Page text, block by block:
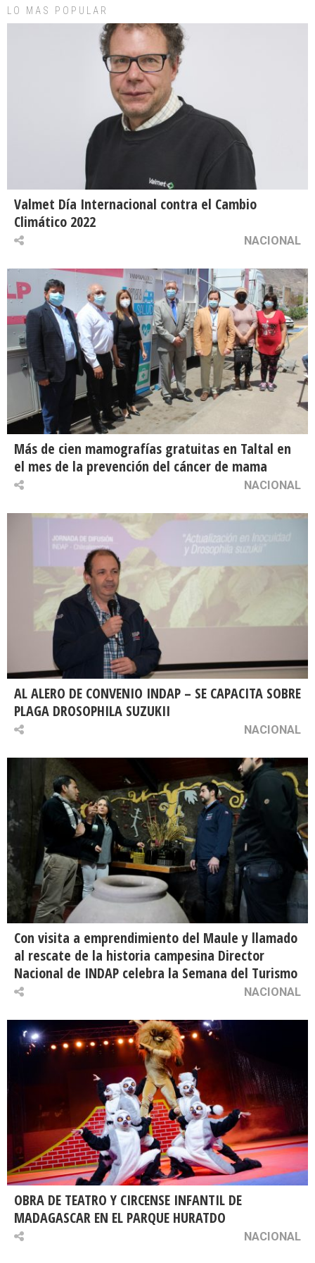
LO MAS POPULAR
Valmet Día Internacional contra el Cambio
Climático 2022
NACIONAL
Más de cien mamografías gratuitas en Taltal en
el mes de la prevención del cáncer de mama
NACIONAL
AL ALERO DE CONVENIO INDAP – SE CAPACITA SOBRE
PLAGA DROSOPHILA SUZUKII
NACIONAL
Con visita a emprendimiento del Maule y llamado
al rescate de la historia campesina Director
Nacional de INDAP celebra la Semana del Turismo
NACIONAL
OBRA DE TEATRO Y CIRCENSE INFANTIL DE
MADAGASCAR EN EL PARQUE HURATDO
NACIONAL